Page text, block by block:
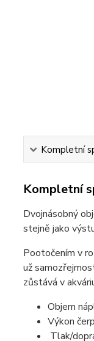
Kompletní
Kompletní
Dvojnásobný
stejně jako
Pootočením v
už
zůstává v
Objem
Výkon
Tlak/